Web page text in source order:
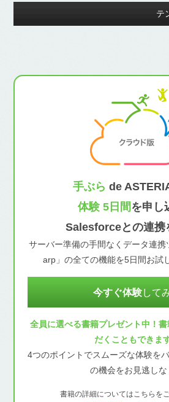
テ
手ぶら de
体験 5日間を申し
Salesforceとの連携
サーバー準備の手間なくデータ連携
arp」の全ての機能を5日間お試
今すぐ体験して
全員に選べる書籍プレゼント中！
だくこともできま
4つのポイントでスムーズな体験を
の機会をお見逃しな
書籍の詳細についてはこちらを